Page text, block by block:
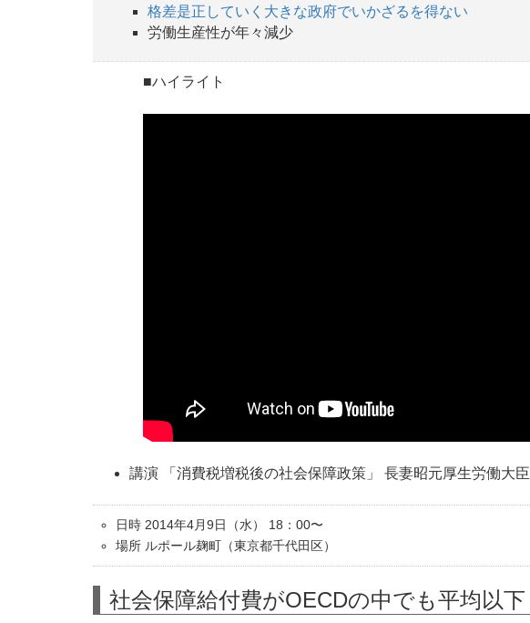
格差是正していく大きな政府でいかざるを得ない
労働生産性が年々減少
■ハイライト
講演 「消費税増税後の社会保障政策」 長妻昭元厚生労働大臣
日時 2014年4月9日（水） 18：00〜
場所 ルポール麹町（東京都千代田区）
社会保障給付費がOECDの中でも平均以下